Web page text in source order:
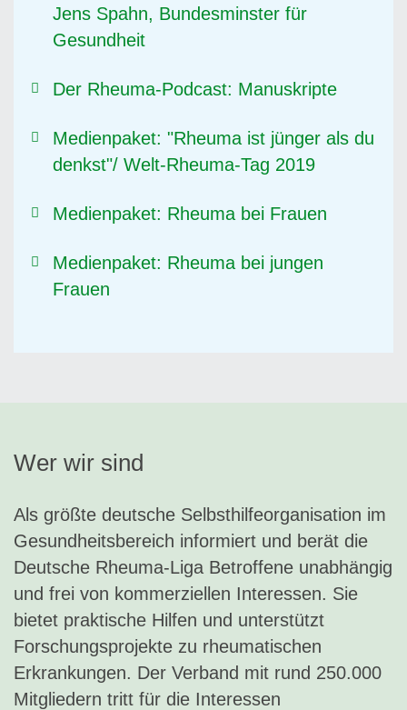
Jens Spahn, Bundesminster für
Gesundheit
Der Rheuma-Podcast: Manuskripte
Medienpaket: "Rheuma ist jünger als du
denkst"/ Welt-Rheuma-Tag 2019
Medienpaket: Rheuma bei Frauen
Medienpaket: Rheuma bei jungen
Frauen
Wer wir sind
Als größte deutsche Selbsthilfeorganisation im
Gesundheitsbereich informiert und berät die
Deutsche Rheuma-Liga Betroffene unabhängig
und frei von kommerziellen Interessen. Sie
bietet praktische Hilfen und unterstützt
Forschungsprojekte zu rheumatischen
Erkrankungen. Der Verband mit rund 250.000
Mitgliedern tritt für die Interessen